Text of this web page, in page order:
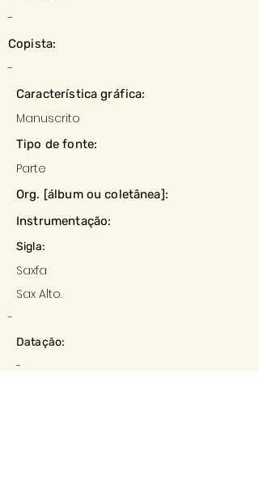
-
Copista:
-
Característica gráfica:
Manuscrito
Tipo de fonte:
Parte
Org. [álbum ou coletânea]:
Instrumentação:
Sigla:
Saxfa
Sax Alto.
-
Datação:
-